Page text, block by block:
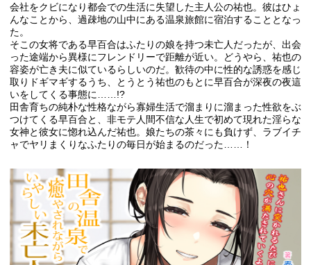
会社をクビになり都会での生活に失望した主人公の祐也。彼はひょ
んなことから、過疎地の山中にある温泉旅館に宿泊することとなっ
た。
そこの女将である早百合はふたりの娘を持つ未亡人だったが、出会
った途端から異様にフレンドリーで距離が近い。どうやら、祐也の
容姿が亡き夫に似ているらしいのだ。歓待の中に性的な誘惑を感じ
取りドギマギするうち、とうとう祐也のもとに早百合が深夜の夜這
いをしてくる事態に……!?
田舎育ちの純朴な性格ながら寡婦生活で溜まりに溜まった性欲をぶ
つけてくる早百合と、非モテ人間不信な人生で初めて現れた淫らな
女神と彼女に惚れ込んだ祐也。娘たちの茶々にも負けず、ラブイチ
ャでヤリまくりなふたりの毎日が始まるのだった……！